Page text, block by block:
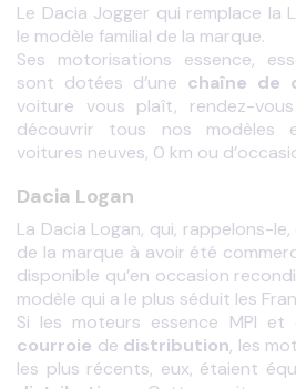
Le Dacia Jogger qui remplace la
le modèle familial de la marque.
Ses motorisations essence,
sont dotées d’une chaîne de
voiture vous plaît, rendez-
découvrir tous nos modèles
voitures neuves, 0 km ou
Dacia Logan
La Dacia Logan, qui, rappelons-
de la marque à avoir été
disponible qu’en occasion
modèle qui a le plus séduit les
courroie de distribution, les
les plus récents, eux, étaient